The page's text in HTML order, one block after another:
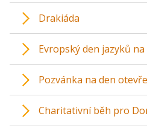
Drakiáda
Evropský den jazyků
Pozvánka na den
Charitativní běh pro